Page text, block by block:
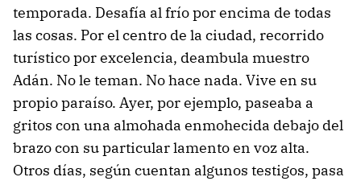
temporada. Desafía al frío por encima de todas
las cosas. Por el centro de la ciudad, recorrido
turístico por excelencia, deambula muestro
Adán. No le teman. No hace nada. Vive en su
propio paraíso. Ayer, por ejemplo, paseaba a
gritos con una almohada enmohecida debajo del
brazo con su particular lamento en voz alta.
Otros días, según cuentan algunos testigos, pasa